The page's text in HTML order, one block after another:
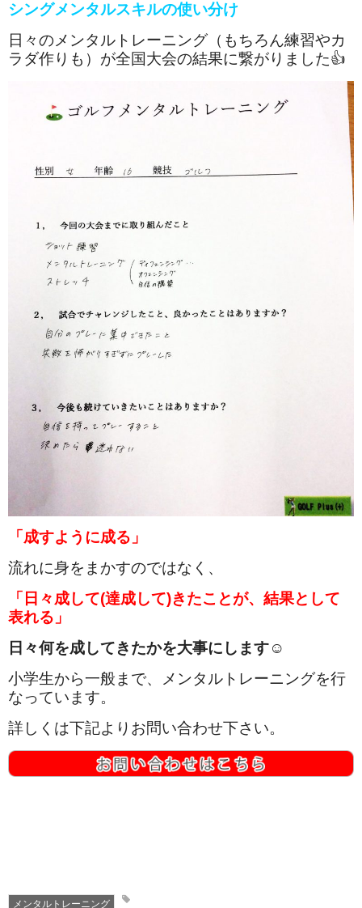
シングメンタルスキルの使い分け
日々のメンタルトレーニング（もちろん練習やカ
ラダ作りも）が全国大会の結果に繋がりました👍
「成すように成る」
流れに身をまかすのではなく、
「日々成して(達成して)きたことが、結果として
表れる」
日々何を成してきたかを大事にします☺
小学生から一般まで、メンタルトレーニングを行
なっています。
詳しくは下記よりお問い合わせ下さい。
メンタルトレーニング